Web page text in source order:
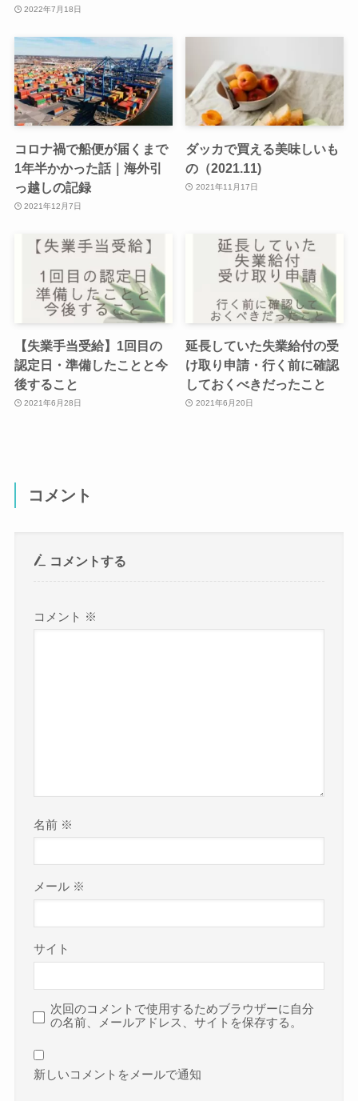
2022年7月18日
コロナ禍で船便が届くまで
1年半かかった話｜海外引
っ越しの記録
2021年12月7日
ダッカで買える美味しいも
の（2021.11)
2021年11月17日
【失業手当受給】1回目の
認定日・準備したことと今
後すること
2021年6月28日
延長していた失業給付の受
け取り申請・行く前に確認
しておくべきだったこと
2021年6月20日
コメント
コメントする
コメント ※
名前 ※
メール ※
サイト
次回のコメントで使用するためブラウザーに自分
の名前、メールアドレス、サイトを保存する。
新しいコメントをメールで通知